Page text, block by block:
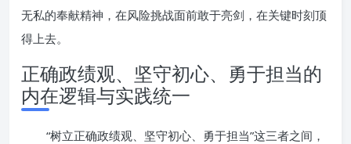
无私的奉献精神，在风险挑战面前敢于亮剑，在关键时刻顶
得上去。
正确政绩观、坚守初心、勇于担当的
内在逻辑与实践统一
“树立正确政绩观、坚守初心、勇于担当”这三者之间，